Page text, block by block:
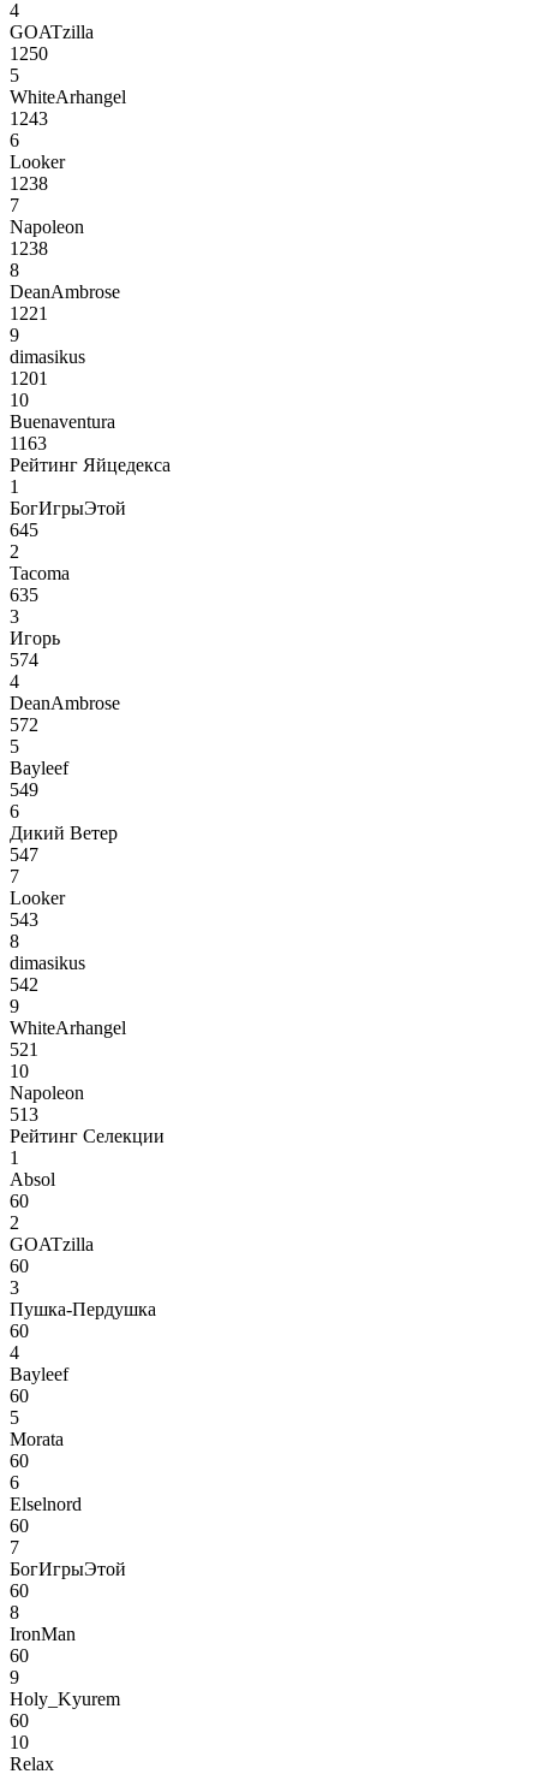
4
GOATzilla
1250
5
WhiteArhangel
1243
6
Looker
1238
7
Napoleon
1238
8
DeanAmbrose
1221
9
dimasikus
1201
10
Buenaventura
1163
Рейтинг Яйцедекса
1
БогИгрыЭтой
645
2
Tacoma
635
3
Игорь
574
4
DeanAmbrose
572
5
Bayleef
549
6
Дикий Ветер
547
7
Looker
543
8
dimasikus
542
9
WhiteArhangel
521
10
Napoleon
513
Рейтинг Селекции
1
Absol
60
2
GOATzilla
60
3
Пушка-Пердушка
60
4
Bayleef
60
5
Morata
60
6
Elselnord
60
7
БогИгрыЭтой
60
8
IronMan
60
9
Holy_Kyurem
60
10
Relax